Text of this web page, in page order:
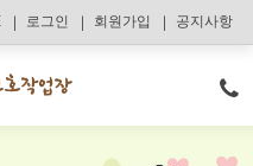
로그인 회원가입 공지사항